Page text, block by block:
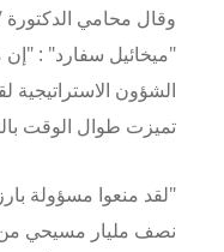
وقال محامي
"ميخائيل سفارد" : "إن
الشؤون الاستراتيجية
تميزت طوال الوقت
"لقد منعوا مسؤولة
نصف مليار مسيحي